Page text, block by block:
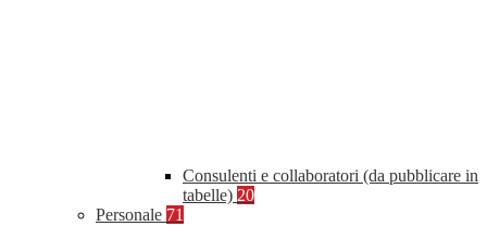
Consulenti e collaboratori (da pubblicare in
tabelle) 20
Personale 71